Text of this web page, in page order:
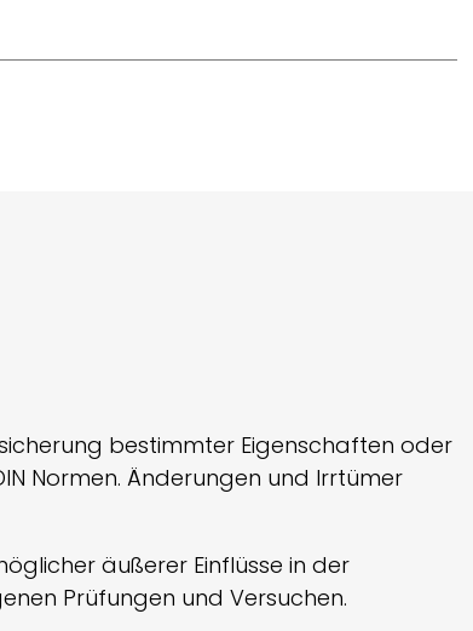
bestimmter Eigenschaften oder
Normen. Änderungen und Irrtümer
äußerer Einflüsse in der
Prüfungen und Versuchen.